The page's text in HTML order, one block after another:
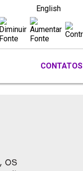
English
CONTATOS